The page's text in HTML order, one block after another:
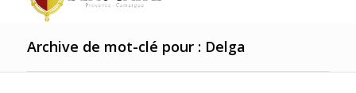
Archive de mot-clé pour : Delga